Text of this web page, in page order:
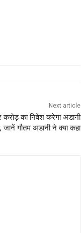
Next article
का निवेश करेगा अडानी
जानें गौतम अडानी ने क्या कहा